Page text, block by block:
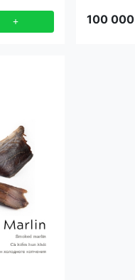
+ 100 000